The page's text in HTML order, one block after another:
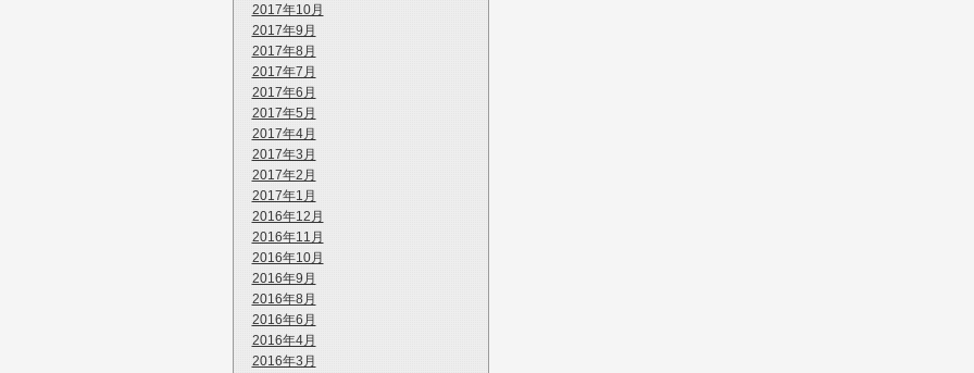
2017年10月
2017年9月
2017年8月
2017年7月
2017年6月
2017年5月
2017年4月
2017年3月
2017年2月
2017年1月
2016年12月
2016年11月
2016年10月
2016年9月
2016年8月
2016年6月
2016年4月
2016年3月